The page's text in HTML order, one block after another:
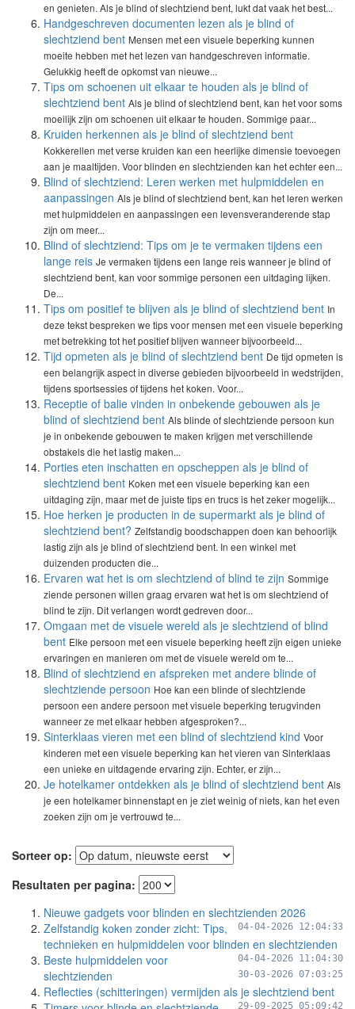
en genieten. Als je blind of slechtziend bent, lukt dat vaak het best...
Handgeschreven documenten lezen als je blind of
slechtziend bent Mensen met een visuele beperking kunnen
moeite hebben met het lezen van handgeschreven informatie.
Gelukkig heeft de opkomst van nieuwe...
Tips om schoenen uit elkaar te houden als je blind of
slechtziend bent Als je blind of slechtziend bent, kan het voor soms
moeilijk zijn om schoenen uit elkaar te houden. Sommige paar...
Kruiden herkennen als je blind of slechtziend bent
Kokkerellen met verse kruiden kan een heerlijke dimensie toevoegen
aan je maaltijden. Voor blinden en slechtzienden kan het echter een...
Blind of slechtziend: Leren werken met hulpmiddelen en
aanpassingen Als je blind of slechtziend bent, kan het leren werken
met hulpmiddelen en aanpassingen een levensveranderende stap
zijn om meer...
Blind of slechtziend: Tips om je te vermaken tijdens een
lange reis Je vermaken tijdens een lange reis wanneer je blind of
slechtziend bent, kan voor sommige personen een uitdaging lijken.
De...
Tips om positief te blijven als je blind of slechtziend bent In
deze tekst bespreken we tips voor mensen met een visuele beperking
met betrekking tot het positief blijven wanneer bijvoorbeeld...
Tijd opmeten als je blind of slechtziend bent De tijd opmeten is
een belangrijk aspect in diverse gebieden bijvoorbeeld in wedstrijden,
tijdens sportsessies of tijdens het koken. Voor...
Receptie of balie vinden in onbekende gebouwen als je
blind of slechtziend bent Als blinde of slechtziende persoon kun
je in onbekende gebouwen te maken krijgen met verschillende
obstakels die het lastig maken...
Porties eten inschatten en opscheppen als je blind of
slechtziend bent Koken met een visuele beperking kan een
uitdaging zijn, maar met de juiste tips en trucs is het zeker mogelijk...
Hoe herken je producten in de supermarkt als je blind of
slechtziend bent? Zelfstandig boodschappen doen kan behoorlijk
lastig zijn als je blind of slechtziend bent. In een winkel met
duizenden producten die...
Ervaren wat het is om slechtziend of blind te zijn Sommige
ziende personen willen graag ervaren wat het is om slechtziend of
blind te zijn. Dit verlangen wordt gedreven door...
Omgaan met de visuele wereld als je slechtziend of blind
bent Elke persoon met een visuele beperking heeft zijn eigen unieke
ervaringen en manieren om met de visuele wereld om te...
Blind of slechtziend en afspreken met andere blinde of
slechtziende persoon Hoe kan een blinde of slechtziende
persoon een andere persoon met visuele beperking terugvinden
wanneer ze met elkaar hebben afgesproken?...
Sinterklaas vieren met een blind of slechtziend kind Voor
kinderen met een visuele beperking kan het vieren van Sinterklaas
een unieke en uitdagende ervaring zijn. Echter, er zijn...
Je hotelkamer ontdekken als je blind of slechtziend bent Als
je een hotelkamer binnenstapt en je ziet weinig of niets, kan het even
zoeken zijn om je vertrouwd te...
Sorteer op:
Resultaten per pagina:
Nieuwe gadgets voor blinden en slechtzienden 2026
04-04-2026 12:04:33
Zelfstandig koken zonder zicht: Tips,
technieken en hulpmiddelen voor blinden en slechtzienden
04-04-2026 11:04:30
Beste hulpmiddelen voor
slechtzienden
30-03-2026 07:03:25
Reflecties (schitteringen) vermijden als je slechtziend bent
29-09-2025 05:09:42